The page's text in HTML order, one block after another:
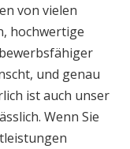
von vielen
hochwertige
und genau
ist auch unser
Wenn Sie